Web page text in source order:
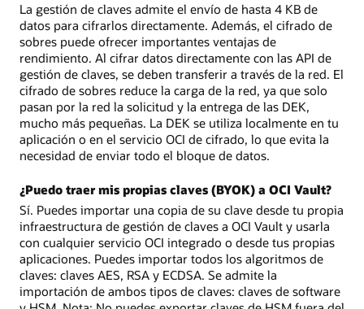
La gestión de claves admite el envío de hasta 4 KB de
datos para cifrarlos directamente. Además, el cifrado de
sobres puede ofrecer importantes ventajas de
rendimiento. Al cifrar datos directamente con las API de
gestión de claves, se deben transferir a través de la red. El
cifrado de sobres reduce la carga de la red, ya que solo
pasan por la red la solicitud y la entrega de las DEK,
mucho más pequeñas. La DEK se utiliza localmente en tu
aplicación o en el servicio OCI de cifrado, lo que evita la
necesidad de enviar todo el bloque de datos.
¿Puedo traer mis propias claves (BYOK) a OCI Vault?
Sí. Puedes importar una copia de su clave desde tu propia
infraestructura de gestión de claves a OCI Vault y usarla
con cualquier servicio OCI integrado o desde tus propias
aplicaciones. Puedes importar todos los algoritmos de
claves: claves AES, RSA y ECDSA. Se admite la
importación de ambos tipos de claves: claves de software